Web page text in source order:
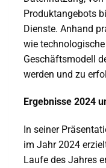
Produktangebots
Dienste. Anhand
wie
Geschäftsmodell
werden und zu
Ergebnisse 2024
In seiner
im Jahr 2024
Laufe des Jahres